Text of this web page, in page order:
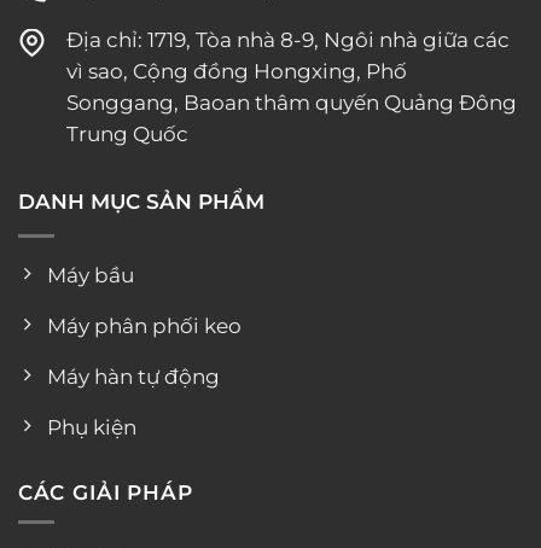
Địa chỉ: 1719, Tòa nhà 8-9, Ngôi nhà giữa các
vì sao, Cộng đồng Hongxing, Phố
Songgang, Baoan thâm quyến Quảng Đông
Trung Quốc
DANH MỤC SẢN PHẨM
Máy bầu
Máy phân phối keo
Máy hàn tự động
Phụ kiện
CÁC GIẢI PHÁP